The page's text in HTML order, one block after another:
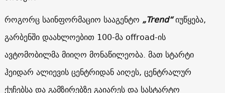
როგორც საინფორმაციო სააგენტო „Trend“იუწყება,
გარბენში დაახლოებით 100-მა offroad-ის
ავტომობილმა მიიღო მონაწილეობა. მათ სტარტი
ჰეიდარ ალიევის ცენტრიდან აიღეს, ცენტრალურ
ქუჩებსა და გამზირებზე გაიარეს და სასტარტო